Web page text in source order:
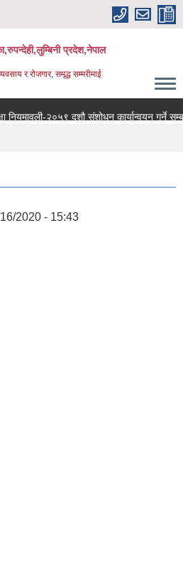
प्रदेश,नेपाल
र रोजगार, समृद्ध सम्मरीमाई
नियमावली-२०५९ दशौ संशोधन कार्यान्वयन गर्ने
2020 - 15:43